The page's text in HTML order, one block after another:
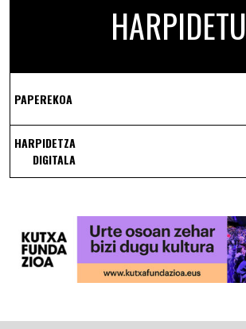
HARPIDETU
PAPEREKOA
HARPIDETZA
DIGITALA